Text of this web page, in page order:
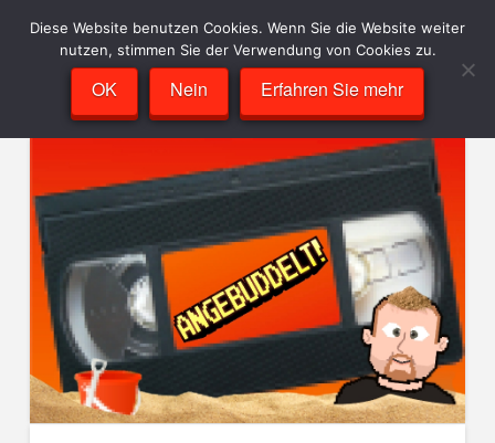
Diese Website benutzen Cookies. Wenn Sie die Website weiter
nutzen, stimmen Sie der Verwendung von Cookies zu.
OK Nein Erfahren Sie mehr